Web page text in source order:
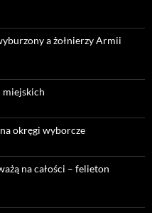
a żołnierzy Armii
miejskich
okręgi wyborcze
na całości – felieton